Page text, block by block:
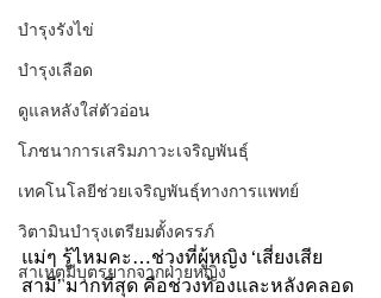
บำรุงรังไข่
บำรุงเลือด
ดูแลหลังใส่ตัวอ่อน
โภชนาการเสริมภาวะเจริญพันธุ์
เทคโนโลยีช่วยเจริญพันธุ์ทางการแพทย์
วิตามินบำรุงเตรียมตั้งครรภ์
สาเหตุมีบุตรยากจากฝ่ายหญิง
แม่ๆ รู้ไหมคะ…ช่วงที่ผู้หญิง ‘เสี่ยงเสีย
สามี’ มากที่สุด คือช่วงท้องและหลังคลอด